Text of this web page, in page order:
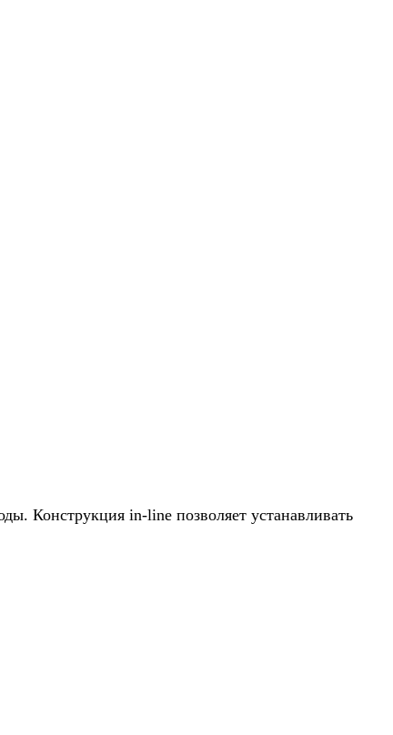
Конструкция in-line позволяет устанавливать